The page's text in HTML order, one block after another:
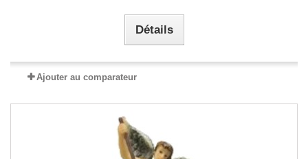
Détails
Ajouter au comparateur